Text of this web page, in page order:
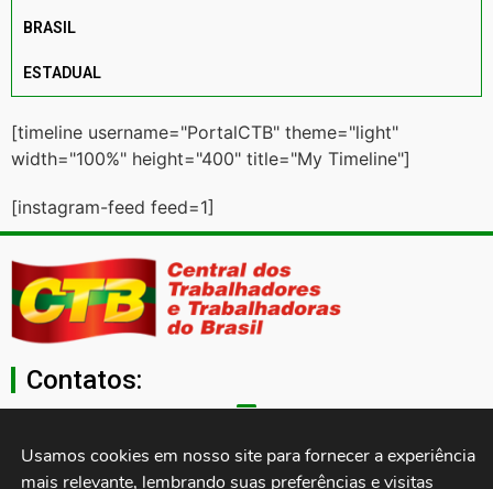
BRASIL
ESTADUAL
[timeline username="PortalCTB" theme="light"
width="100%" height="400" title="My Timeline"]
[instagram-feed feed=1]
Contatos:
Usamos cookies em nosso site para fornecer a experiência
mais relevante, lembrando suas preferências e visitas